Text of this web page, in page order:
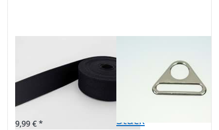
Taschenband -
40mm breit -
Fischgrät
schwarz uni 1
9,99 € *
Zinkdruckguss -
vernickelt -
Stück